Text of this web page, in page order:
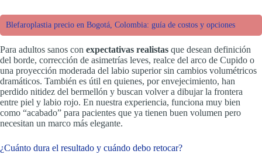
Blefaroplastia precio en Bogotá, Colombia: guía de costos y opciones
Para adultos sanos con expectativas realistas que desean definición
del borde, corrección de asimetrías leves, realce del arco de Cupido o
una proyección moderada del labio superior sin cambios volumétricos
dramáticos. También es útil en quienes, por envejecimiento, han
perdido nitidez del bermellón y buscan volver a dibujar la frontera
entre piel y labio rojo. En nuestra experiencia, funciona muy bien
como “acabado” para pacientes que ya tienen buen volumen pero
necesitan un marco más elegante.
¿Cuánto dura el resultado y cuándo debo retocar?